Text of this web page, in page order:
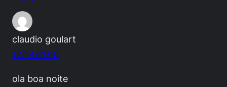
claudio goulart
12/14/2010
ola boa noite